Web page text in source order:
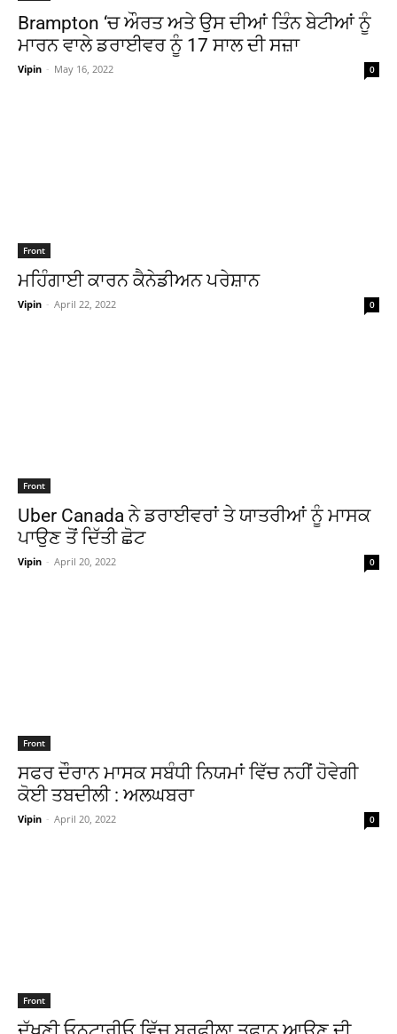
Brampton ‘ਚ ਔਰਤ ਅਤੇ ਉਸ ਦੀਆਂ ਤਿੰਨ ਬੇਟੀਆਂ ਨੂੰ
ਮਾਰਨ ਵਾਲੇ ਡਰਾਈਵਰ ਨੂੰ 17 ਸਾਲ ਦੀ ਸਜ਼ਾ
Vipin - May 16, 2022 0
Front
ਮਹਿੰਗਾਈ ਕਾਰਨ ਕੈਨੇਡੀਅਨ ਪਰੇਸ਼ਾਨ
Vipin - April 22, 2022 0
Front
Uber Canada ਨੇ ਡਰਾਈਵਰਾਂ ਤੇ ਯਾਤਰੀਆਂ ਨੂੰ ਮਾਸਕ
ਪਾਉਣ ਤੋਂ ਦਿੱਤੀ ਛੋਟ
Vipin - April 20, 2022 0
Front
ਸਫਰ ਦੌਰਾਨ ਮਾਸਕ ਸਬੰਧੀ ਨਿਯਮਾਂ ਵਿੱਚ ਨਹੀਂ ਹੋਵੇਗੀ
ਕੋਈ ਤਬਦੀਲੀ : ਅਲਘਬਰਾ
Vipin - April 20, 2022 0
Front